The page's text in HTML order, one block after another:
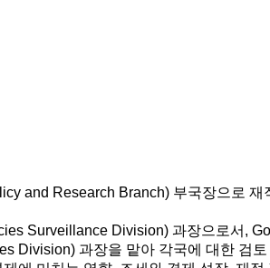
and Research Branch) 부국장으로
Surveillance Division) 과장으로서,
Division) 과장을 맡아 각국에 대한 검